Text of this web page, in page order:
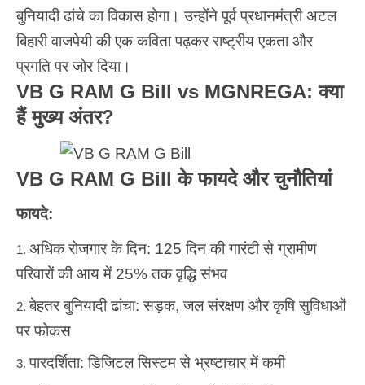
बुनियादी ढांचे का विकास होगा। उन्होंने पूर्व प्रधानमंत्री अटल
बिहारी वाजपेयी की एक कविता पढ़कर राष्ट्रीय एकता और
प्रगति पर जोर दिया।
VB G RAM G Bill vs MGNREGA: क्या
हैं मुख्य अंतर?
VB G RAM G Bill के फायदे और चुनौतियां
फायदे:
अधिक रोजगार के दिन: 125 दिन की गारंटी से ग्रामीण
परिवारों की आय में 25% तक वृद्धि संभव
बेहतर बुनियादी ढांचा: सड़क, जल संरक्षण और कृषि सुविधाओं
पर फोकस
पारदर्शिता: डिजिटल सिस्टम से भ्रष्टाचार में कमी